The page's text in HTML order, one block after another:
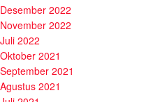
Desember 2022
November 2022
Juli 2022
Oktober 2021
September 2021
Agustus 2021